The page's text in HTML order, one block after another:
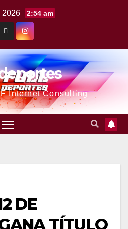
2026 2:54 am
Internet Consulting
DE
TÍTULO